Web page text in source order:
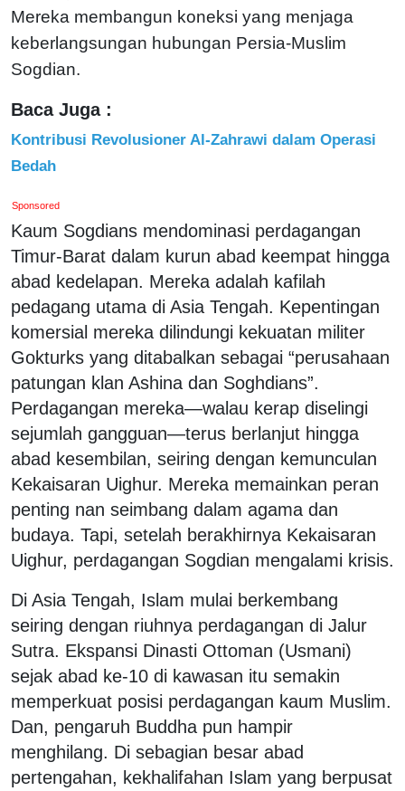
Mereka membangun koneksi yang menjaga
keberlangsungan hubungan Persia-Muslim
Sogdian.
Baca Juga :
Kontribusi Revolusioner Al-Zahrawi dalam Operasi
Bedah
Sponsored
Kaum Sogdians mendominasi perdagangan
Timur-Barat dalam kurun abad keempat hingga
abad kedelapan. Mereka adalah kafilah
pedagang utama di Asia Tengah. Kepentingan
komersial mereka dilindungi kekuatan militer
Gokturks yang ditabalkan sebagai “perusahaan
patungan klan Ashina dan Soghdians”.
Perdagangan mereka—walau kerap diselingi
sejumlah gangguan—terus berlanjut hingga
abad kesembilan, seiring dengan kemunculan
Kekaisaran Uighur. Mereka memainkan peran
penting nan seimbang dalam agama dan
budaya. Tapi, setelah berakhirnya Kekaisaran
Uighur, perdagangan Sogdian mengalami krisis.
Di Asia Tengah, Islam mulai berkembang
seiring dengan riuhnya perdagangan di Jalur
Sutra. Ekspansi Dinasti Ottoman (Usmani)
sejak abad ke-10 di kawasan itu semakin
memperkuat posisi perdagangan kaum Muslim.
Dan, pengaruh Buddha pun hampir
menghilang. Di sebagian besar abad
pertengahan, kekhalifahan Islam yang berpusat